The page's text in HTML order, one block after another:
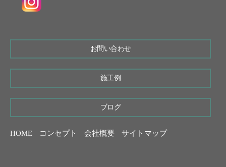
お問い合わせ
施工例
ブログ
HOME コンセプト 会社概要 サイトマップ